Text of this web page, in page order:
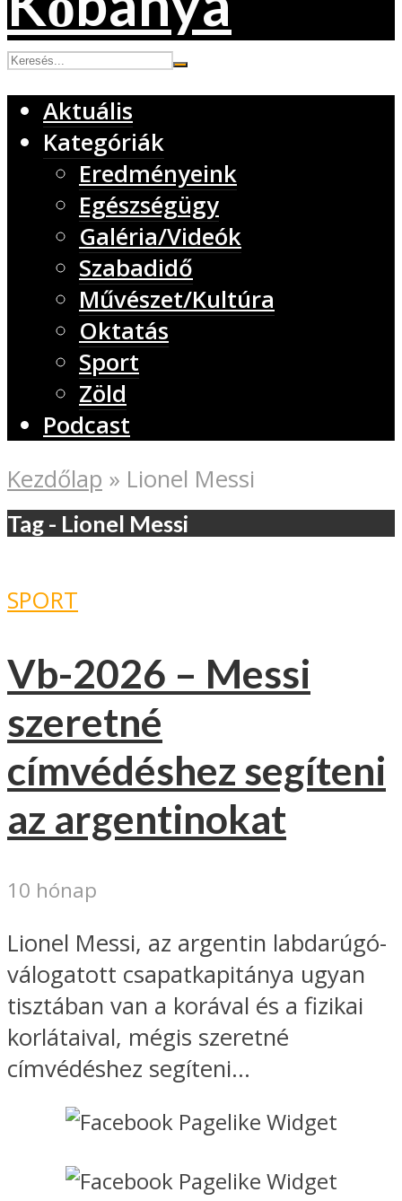
Aktuális
Kategóriák
Eredményeink
Egészségügy
Galéria/Videók
Szabadidő
Művészet/Kultúra
Oktatás
Sport
Zöld
Podcast
Kezdőlap » Lionel Messi
Tag - Lionel Messi
SPORT
Vb-2026 – Messi
szeretné
címvédéshez segíteni
az argentinokat
10 hónap
Lionel Messi, az argentin labdarúgó-
válogatott csapatkapitánya ugyan
tisztában van a korával és a fizikai
korlátaival, mégis szeretné
címvédéshez segíteni...